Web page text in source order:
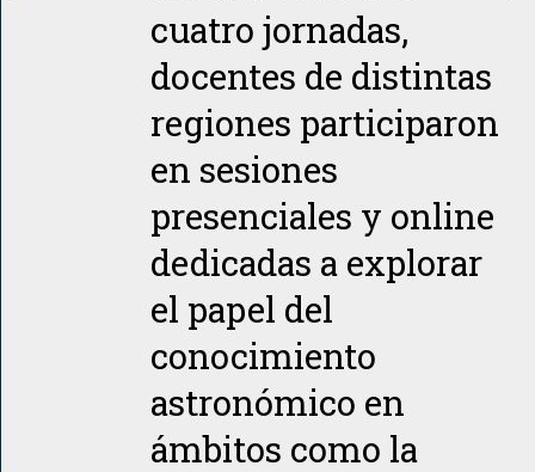
cuatro jornadas,
docentes de distintas
regiones participaron
en sesiones
presenciales y online
dedicadas a explorar
el papel del
conocimiento
astronómico en
ámbitos como la